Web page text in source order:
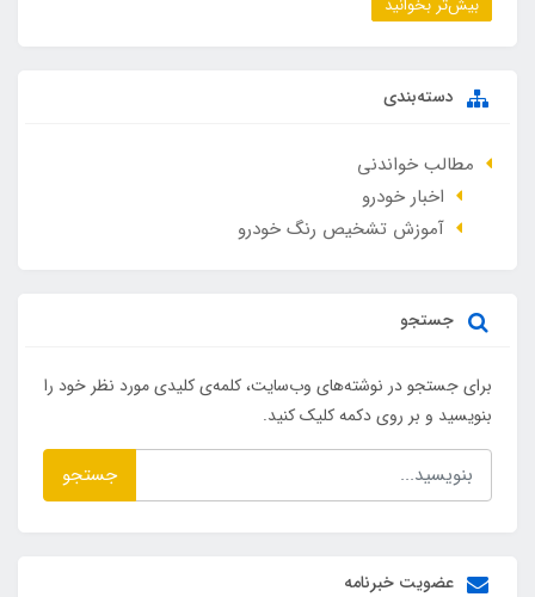
بیش‌تر بخوانید
دسته‌بندی
مطالب خواندنی
اخبار خودرو
آموزش تشخیص رنگ خودرو
جستجو
برای جستجو در نوشته‌های وب‌سایت، کلمه‌ی کلیدی مورد نظر خود را
بنویسید و بر روی دکمه کلیک کنید.
جستجو
عضویت خبرنامه